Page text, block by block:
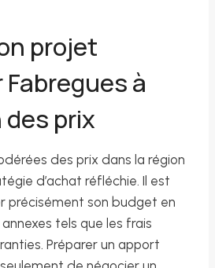
projet
à
des prix
des prix dans la région
d’achat réfléchie. Il est
précisément son budget en
tels que les frais
Préparer un apport